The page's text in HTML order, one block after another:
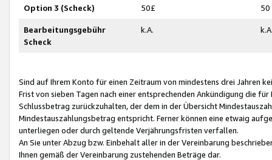
Option 3 (Scheck) 50£ 50
Bearbeitungsgebühr
Scheck
k.A.
Sind auf Ihrem Konto für einen Zeitraum von mindestens drei Jahren
Frist von sieben Tagen nach einer entsprechenden Ankündigung die
Schlussbetrag zurückzuhalten, der dem in der Übersicht
Mindestauszahlungsbetrag entspricht. Ferner können eine etwaig
unterliegen oder durch geltende Verjährungsfristen verfallen.
An Sie unter Abzug bzw. Einbehalt aller in der Vereinbarung
Ihnen gemäß der Vereinbarung zustehenden Beträge dar.